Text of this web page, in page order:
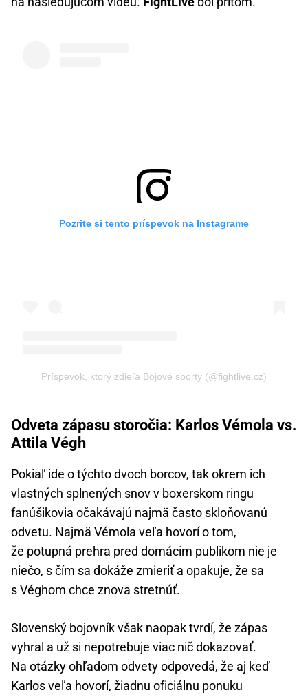
Pozrite si tento príspevok na Instagrame
Príspevok, ktorý zdieľa Bojové sporty (@fightlive.cz)
Odveta zápasu storočia: Karlos Vémola vs.
Attila Végh
Pokiaľ ide o týchto dvoch borcov, tak okrem ich
vlastných splnených snov v boxerskom ringu
fanúšikovia očakávajú najmä často skloňovanú
odvetu. Najmä Vémola veľa hovorí o tom,
že potupná prehra pred domácim publikom nie je
niečo, s čím sa dokáže zmieriť a opakuje, že sa
s Véghom chce znova stretnúť.
Slovenský bojovník však naopak tvrdí, že zápas
vyhral a už si nepotrebuje viac nič dokazovať.
Na otázky ohľadom odvety odpovedá, že aj keď
Karlos veľa hovorí, žiadnu oficiálnu ponuku